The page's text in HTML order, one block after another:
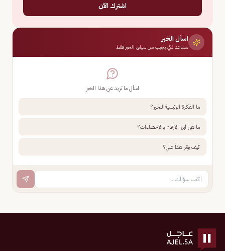
اشترك الآن
اسأل الخبر
مساعد ذكي يجيب من سياق الخبر فقط
اسأل ما تريد عن هذا الخبر
ما الفكرة الرئيسية للخبر؟
ما هي أبرز الأرقام والإحصاءات؟
كيف يؤثر هذا علي؟